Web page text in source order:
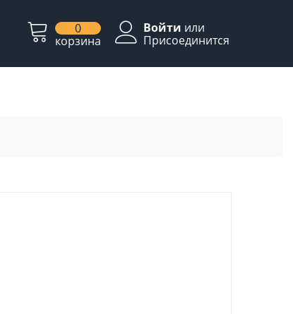
0
корзина
Войти или
Присоединится